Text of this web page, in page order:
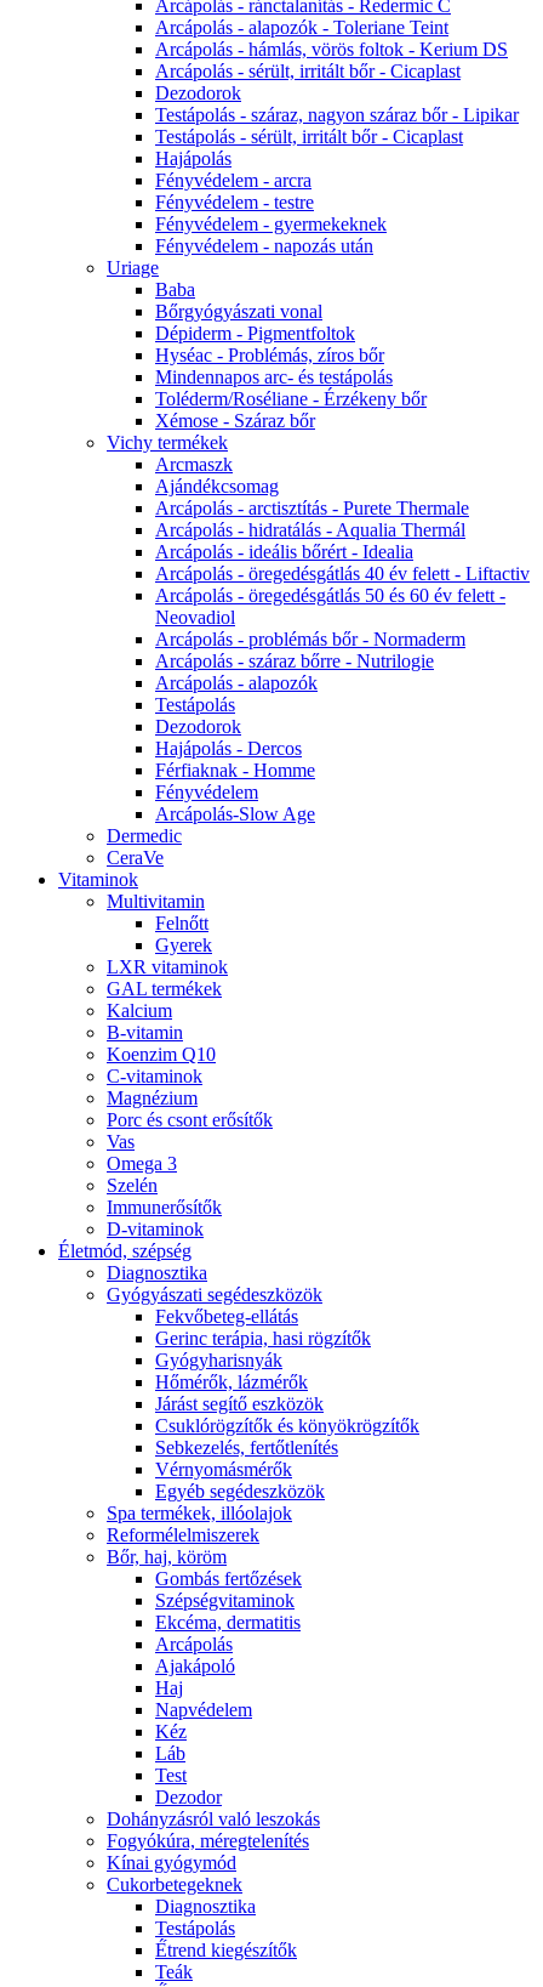
Arcápolás - ránctalanítás - Redermic C
Arcápolás - alapozók - Toleriane Teint
Arcápolás - hámlás, vörös foltok - Kerium DS
Arcápolás - sérült, irritált bőr - Cicaplast
Dezodorok
Testápolás - száraz, nagyon száraz bőr - Lipikar
Testápolás - sérült, irritált bőr - Cicaplast
Hajápolás
Fényvédelem - arcra
Fényvédelem - testre
Fényvédelem - gyermekeknek
Fényvédelem - napozás után
Uriage
Baba
Bőrgyógyászati vonal
Dépiderm - Pigmentfoltok
Hyséac - Problémás, zíros bőr
Mindennapos arc- és testápolás
Toléderm/Roséliane - Érzékeny bőr
Xémose - Száraz bőr
Vichy termékek
Arcmaszk
Ajándékcsomag
Arcápolás - arctisztítás - Purete Thermale
Arcápolás - hidratálás - Aqualia Thermál
Arcápolás - ideális bőrért - Idealia
Arcápolás - öregedésgátlás 40 év felett - Liftactiv
Arcápolás - öregedésgátlás 50 és 60 év felett -
Neovadiol
Arcápolás - problémás bőr - Normaderm
Arcápolás - száraz bőrre - Nutrilogie
Arcápolás - alapozók
Testápolás
Dezodorok
Hajápolás - Dercos
Férfiaknak - Homme
Fényvédelem
Arcápolás-Slow Age
Dermedic
CeraVe
Vitaminok
Multivitamin
Felnőtt
Gyerek
LXR vitaminok
GAL termékek
Kalcium
B-vitamin
Koenzim Q10
C-vitaminok
Magnézium
Porc és csont erősítők
Vas
Omega 3
Szelén
Immunerősítők
D-vitaminok
Életmód, szépség
Diagnosztika
Gyógyászati segédeszközök
Fekvőbeteg-ellátás
Gerinc terápia, hasi rögzítők
Gyógyharisnyák
Hőmérők, lázmérők
Járást segítő eszközök
Csuklórögzítők és könyökrögzítők
Sebkezelés, fertőtlenítés
Vérnyomásmérők
Egyéb segédeszközök
Spa termékek, illóolajok
Reformélelmiszerek
Bőr, haj, köröm
Gombás fertőzések
Szépségvitaminok
Ekcéma, dermatitis
Arcápolás
Ajakápoló
Haj
Napvédelem
Kéz
Láb
Test
Dezodor
Dohányzásról való leszokás
Fogyókúra, méregtelenítés
Kínai gyógymód
Cukorbetegeknek
Diagnosztika
Testápolás
É́trend kiegészítők
Teák